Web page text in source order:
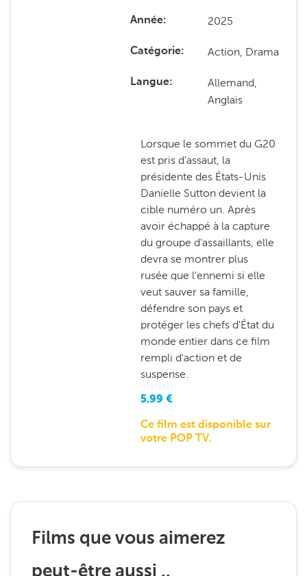
Année 2025
Catégorie Action, Drama
Langue
Allemand,
Anglais
Lorsque le sommet du G20
est pris d'assaut, la
présidente des États-Unis
Danielle Sutton devient la
cible numéro un. Après
avoir échappé à la capture
du groupe d'assaillants, elle
devra se montrer plus
rusée que l'ennemi si elle
veut sauver sa famille,
défendre son pays et
protéger les chefs d'État du
monde entier dans ce film
rempli d'action et de
suspense.
5.99 €
Ce film est disponible sur
votre POP TV.
Films que vous aimerez
peut-être aussi ..